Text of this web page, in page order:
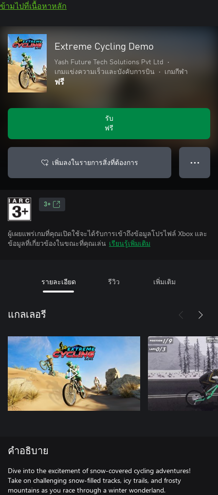
ข้ามไปที่เนื้อหาหลัก
Extreme Cycling Demo
Yash Future Tech Solutions Pvt Ltd
•
เกมแข่งความเร็วและบังคับการบิน
• เกมกีฬา
ฟรี
รับ
ฟรี
เพิ่มลงในรายการสิ่งที่ต้องการ ● ● ●
3+
ผู้เผยแพร่เกมที่คุณเปิดใช้จะได้รับการเข้าถึงข้อมูลโปรไฟล์ Xbox และ
ข้อมูลที่เกี่ยวข้องในขณะที่คุณเล่น เรียนรู้เพิ่มเติม
รายละเอียด รีวิว เพิ่มเติม
แกลเลอรี
คำอธิบาย
Dive into the excitement of snow-covered cycling adventures!
Take on challenging snow-filled tracks, icy trails, and frosty
mountains as you race through a winter wonderland.